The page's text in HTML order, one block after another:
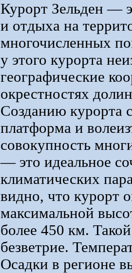
Курорт Зельден —
и отдыха на
многочисленных
у этого курорта
географические
окрестностях
Созданию курорта
платформа и
совокупность
— это идеальное
климатических
видно, что курорт
максимальной
более 450 км.
безветрие.
Осадки в регионе